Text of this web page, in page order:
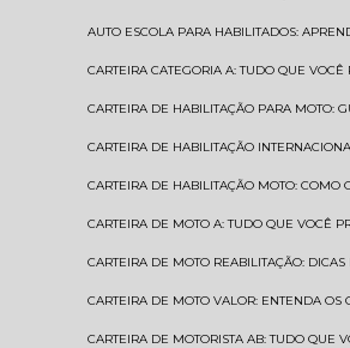
AUTO ESCOLA PARA HABILITADOS:
CARTEIRA CATEGORIA A: TUDO QUE
CARTEIRA DE HABILITAÇÃO PARA MOTO:
CARTEIRA DE HABILITAÇÃO
CARTEIRA DE HABILITAÇÃO MOTO: COMO
CARTEIRA DE MOTO A: TUDO QUE VOCÊ
CARTEIRA DE MOTO REABILITAÇÃO:
CARTEIRA DE MOTO VALOR: ENTENDA
CARTEIRA DE MOTORISTA AB: TUDO QUE